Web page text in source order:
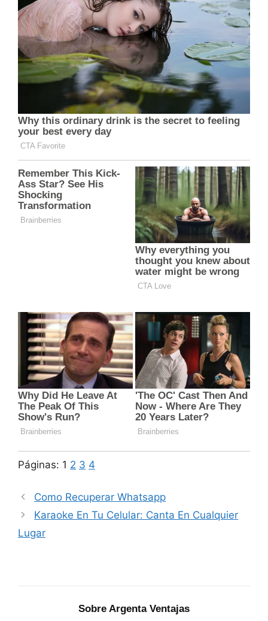
Páginas: 1 2 3 4
Como Recuperar Whatsapp
Karaoke En Tu Celular: Canta En Cualquier
Lugar
Sobre Argenta Ventajas